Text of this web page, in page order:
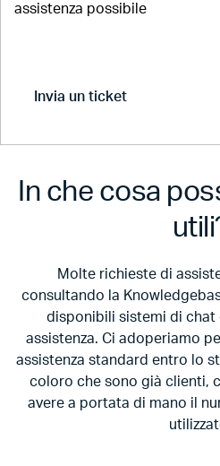
assistenza possibile
Invia un ticket
In che cosa
Molte richieste di
consultando la
disponibili sistemi di chat
assistenza. Ci adoperiamo
assistenza standard entro lo
coloro che sono già clienti,
avere a portata di mano il